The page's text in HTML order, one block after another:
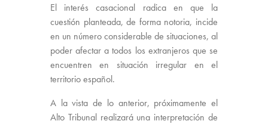
El interés casacional radica en que la
cuestión planteada, de forma notoria, incide
en un número considerable de situaciones, al
poder afectar a todos los extranjeros que se
encuentren en situación irregular en el
territorio español.
A la vista de lo anterior, próximamente el
Alto Tribunal realizará una interpretación de